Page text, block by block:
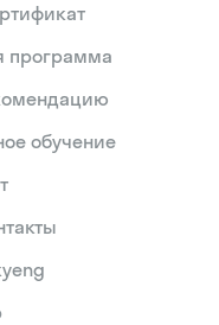
программа
обучение